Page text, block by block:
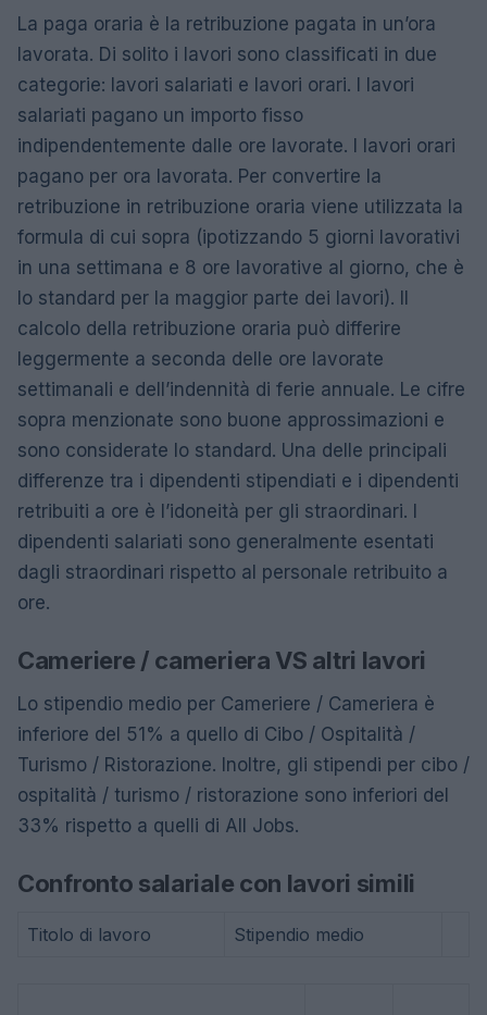
La paga oraria è la retribuzione pagata in un’ora
lavorata. Di solito i lavori sono classificati in due
categorie: lavori salariati e lavori orari. I lavori
salariati pagano un importo fisso
indipendentemente dalle ore lavorate. I lavori orari
pagano per ora lavorata. Per convertire la
retribuzione in retribuzione oraria viene utilizzata la
formula di cui sopra (ipotizzando 5 giorni lavorativi
in ​​una settimana e 8 ore lavorative al giorno, che è
lo standard per la maggior parte dei lavori). Il
calcolo della retribuzione oraria può differire
leggermente a seconda delle ore lavorate
settimanali e dell’indennità di ferie annuale. Le cifre
sopra menzionate sono buone approssimazioni e
sono considerate lo standard. Una delle principali
differenze tra i dipendenti stipendiati e i dipendenti
retribuiti a ore è l’idoneità per gli straordinari. I
dipendenti salariati sono generalmente esentati
dagli straordinari rispetto al personale retribuito a
ore.
Cameriere / cameriera VS altri lavori
Lo stipendio medio per Cameriere / Cameriera è
inferiore del 51% a quello di Cibo / Ospitalità /
Turismo / Ristorazione. Inoltre, gli stipendi per cibo /
ospitalità / turismo / ristorazione sono inferiori del
33% rispetto a quelli di All Jobs.
Confronto salariale con lavori simili
Titolo di lavoro Stipendio medio